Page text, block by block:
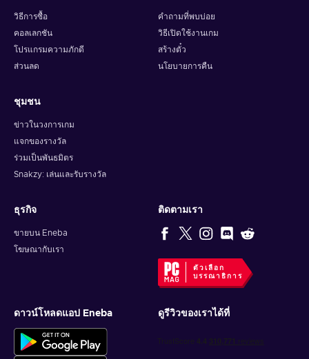
วิธีการซื้อ
คอลเลกชัน
โปรแกรมความภักดี
ส่วนลด
คำถามที่พบบ่อย
วิธีเปิดใช้งานเกม
สร้างตั๋ว
นโยบายการคืน
ชุมชน
ข่าวในวงการเกม
แจกของรางวัล
ร่วมเป็นพันธมิตร
Snakzy: เล่นและรับรางวัล
ธุรกิจ
ขายบน Eneba
โฆษณากับเรา
ติดตามเรา
ตัวเลือก
บรรณาธิการ
ดาวน์โหลดแอป Eneba ดูรีวิวของเราได้ที่